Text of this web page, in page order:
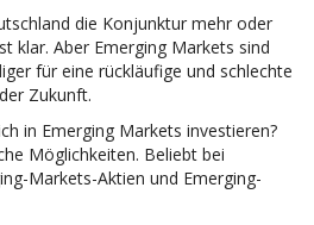
die Konjunktur mehr oder
klar. Aber Emerging Markets sind
für eine rückläufige und schlechte
Zukunft.
in Emerging Markets investieren?
Möglichkeiten. Beliebt bei
Markets-Aktien und Emerging-